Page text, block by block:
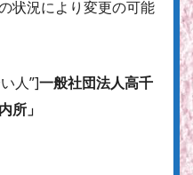
状況により変更の可能
人”]一般社団法人高千
所」